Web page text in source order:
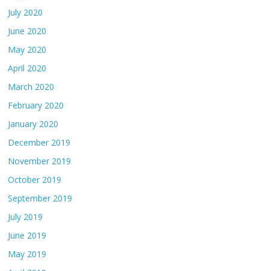
July 2020
June 2020
May 2020
April 2020
March 2020
February 2020
January 2020
December 2019
November 2019
October 2019
September 2019
July 2019
June 2019
May 2019